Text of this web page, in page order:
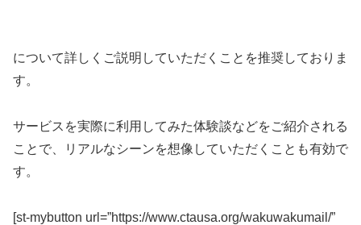
について詳しくご説明していただくことを推奨しておりま
す。
サービスを実際に利用してみた体験談などをご紹介される
ことで、リアルなシーンを想像していただくことも有効で
す。
[st-mybutton url=”https://www.ctausa.org/wakuwakumail/”